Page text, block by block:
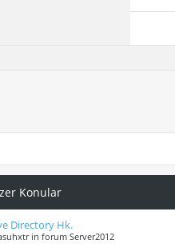
Konular
Directory Hk.
in forum Server2012